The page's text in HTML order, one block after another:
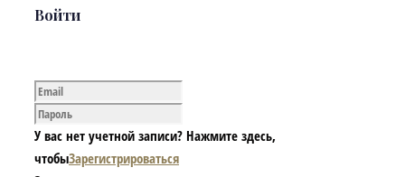
Войти
У вас нет учетной записи? Нажмите здесь,
чтобыЗарегистрироваться